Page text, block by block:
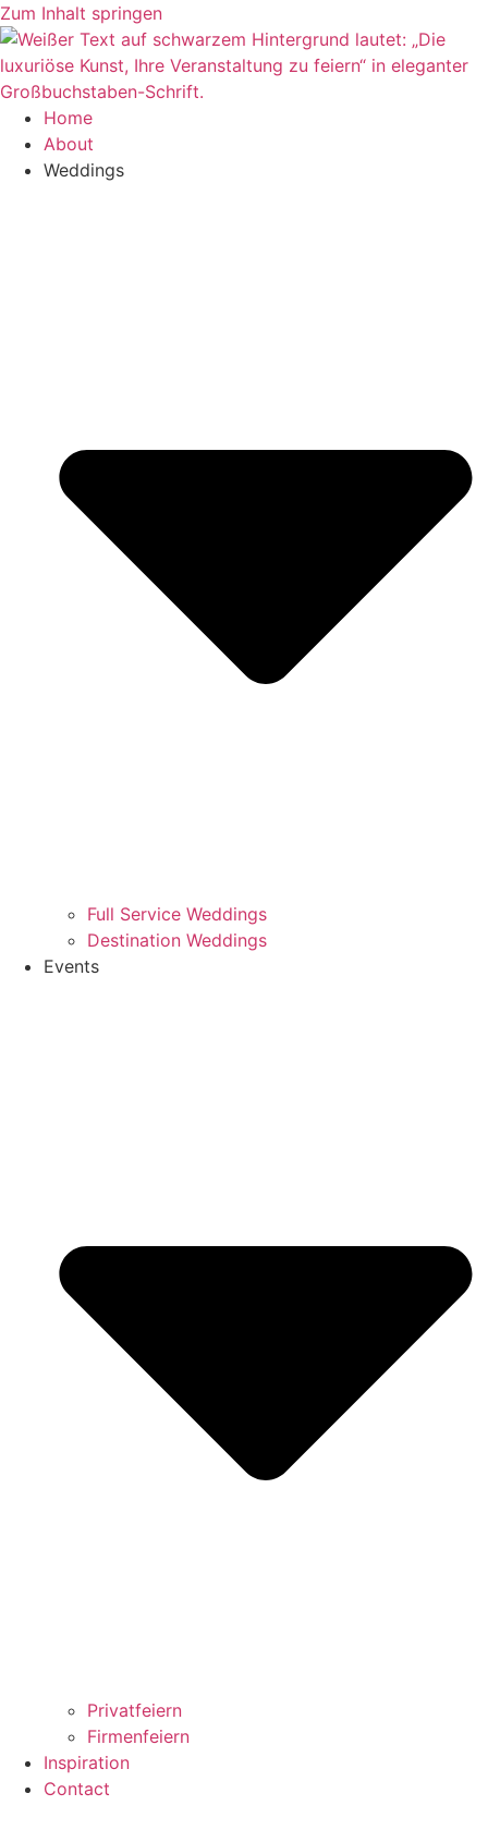
Zum Inhalt springen
Home
About
Weddings
Full Service Weddings
Destination Weddings
Events
Privatfeiern
Firmenfeiern
Inspiration
Contact